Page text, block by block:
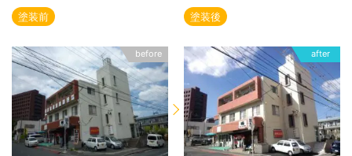
塗装前 塗装後
before after